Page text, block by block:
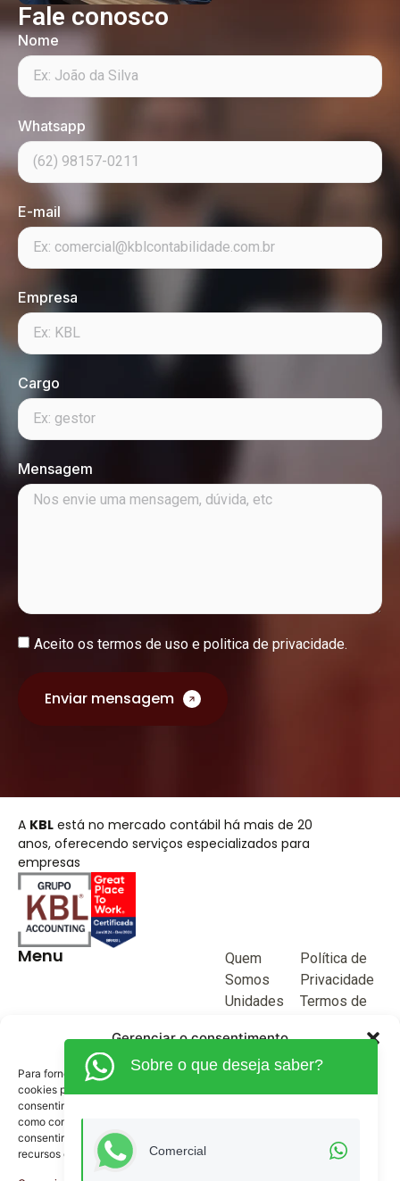
Gerenciar o consentimento
Para fornecer as melhores experiências, usamos tecnologias como
cookies para armazenar e/ou acessar informações do dispositivo. O
consentimento para essas tecnologias nos permitirá processar dados
como comportamento de navegação ou IDs exclusivos neste site. Não
consentir ou retirar o consentimento pode afetar negativamente certos
recursos e funções.
Fale conosco
Nome
Whatsapp
E-mail
Empresa
Cargo
Mensagem
Aceito os termos de uso e politica de privacidade.
Enviar mensagem
A KBL está no mercado contábil há mais de 20
anos, oferecendo serviços especializados para
empresas
Menu
Quem
Somos
Unidades
Blog
Junte-se a
Política de
Privacidade
Termos de
(62) 3515-1280
Sobre o que deseja saber?
Comercial